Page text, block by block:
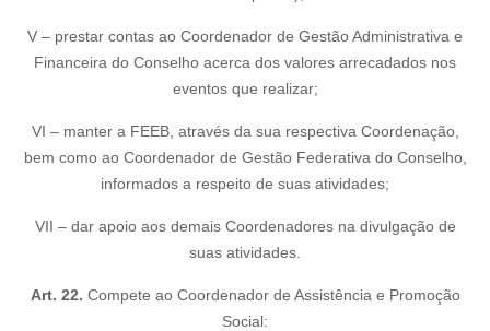
V – prestar contas ao Coordenador de Gestão Administrativa e
Financeira do Conselho acerca dos valores arrecadados nos
eventos que realizar;
VI – manter a FEEB, através da sua respectiva Coordenação,
bem como ao Coordenador de Gestão Federativa do Conselho,
informados a respeito de suas atividades;
VII – dar apoio aos demais Coordenadores na divulgação de
suas atividades.
Art. 22. Compete ao Coordenador de Assistência e Promoção
Social: